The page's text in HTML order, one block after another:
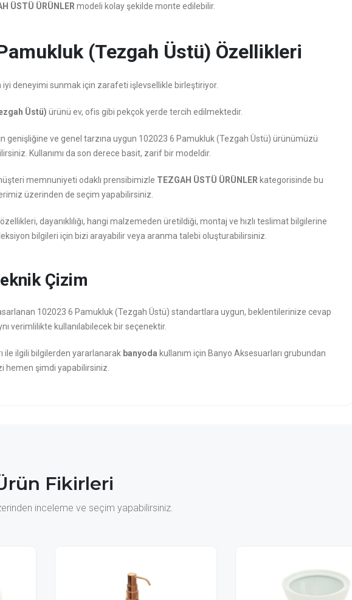
ÜSTÜ ÜRÜNLER modeli kolay şekilde monte edilebilir.
(Tezgah Üstü) Özellikleri
iyi deneyimi sunmak için zarafeti işlevsellikle birleştiriyor.
Üstü) ürünü ev, ofis gibi pekçok yerde tercih edilmektedir.
genişliğine ve genel tarzına uygun 102023 6 Pamukluk (Tezgah Üstü) ürünümüzü
Kullanımı da son derece basit, zarif bir modeldir.
memnuniyeti odaklı prensibimizle TEZGAH ÜSTÜ ÜRÜNLER kategorisinde bu
üzerinden de seçim yapabilirsiniz.
dayanıklılığı, hangi malzemeden üretildiği, montaj ve hızlı teslimat bilgilerine
bilgileri için bizi arayabilir veya aranma talebi oluşturabilirsiniz.
Çizim
102023 6 Pamukluk (Tezgah Üstü) standartlara uygun, beklentilerinize cevap
verimlilikte kullanılabilecek bir seçenektir.
ile ilgili bilgilerden yararlanarak banyoda kullanım için Banyo Aksesuarları grubundan
hemen şimdi yapabilirsiniz.
Fikirleri
inceleme ve seçim yapabilirsiniz.